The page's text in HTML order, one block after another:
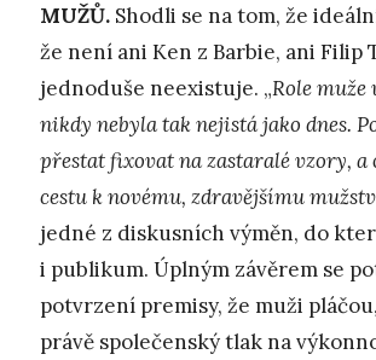
MUŽŮ. Shodli se na tom, že
že není ani Ken z Barbie, ani Filip
jednoduše neexistuje. „Role muže
nikdy nebyla tak nejistá jako dnes.
přestat fixovat na zastaralé vzory,
cestu k novému, zdravějšímu
jedné z diskusních výměn, do
i publikum. Úplným závěrem se
potvrzení premisy, že muži
právě společenský tlak na